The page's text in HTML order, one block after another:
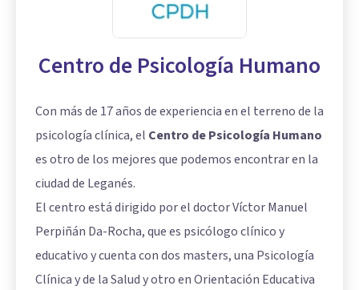
Centro de Psicología Humano
Con más de 17 años de experiencia en el terreno de la
psicología clínica, el Centro de Psicología Humano
es otro de los mejores que podemos encontrar en la
ciudad de Leganés.
El centro está dirigido por el doctor Víctor Manuel
Perpiñán Da-Rocha, que es psicólogo clínico y
educativo y cuenta con dos masters, una Psicología
Clínica y de la Salud y otro en Orientación Educativa